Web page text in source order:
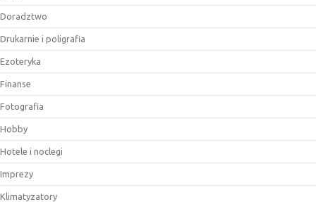
Doradztwo
Drukarnie i poligrafia
Ezoteryka
Finanse
Fotografia
Hobby
Hotele i noclegi
Imprezy
Klimatyzatory